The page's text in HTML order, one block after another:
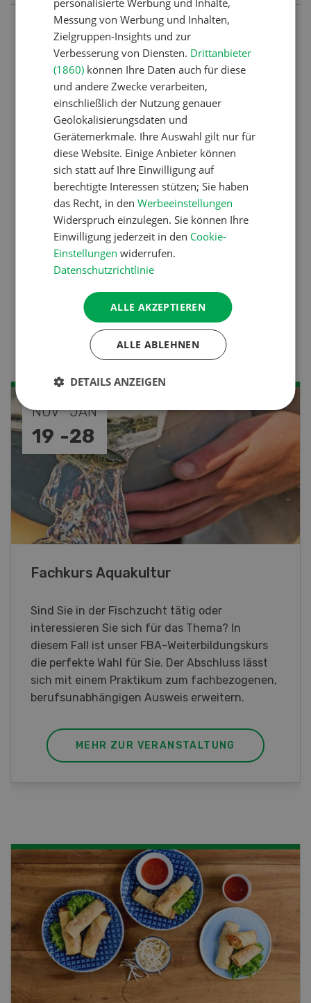
Nutztiere
Schweizer Kuhnamen: Liste
von A-Z
Betriebsführung
Ressourcen: Mit Fäusten
gegen die Alters-Sichtigkeit
Pflanzenbau
Raufutter aus dem Sack
Nutztiere
Stallklima - Hitzestress
verhindern
SEP
26 -27
Blick hinter die Kulissen
Am Samstag, 26. und Sonntag, 27. September
2026 öffnet Rapid am Produktionsstandort
Killwangen zum Jubiläum seine Türen.
MEHR ZUR VERANSTALTUNG
Messung von Werbung und Inhalten,
Zielgruppen-Insights und zur
Verbesserung von Diensten. Drittanbieter
(1860) können Ihre Daten auch für diese
und andere Zwecke verarbeiten,
einschließlich der Nutzung genauer
Geolokalisierungsdaten und
Gerätemerkmale. Ihre Auswahl gilt nur für
diese Website. Einige Anbieter können
sich statt auf Ihre Einwilligung auf
berechtigte Interessen stützen; Sie haben
das Recht, in denWerbeeinstellungen
Widerspruch einzulegen. Sie können Ihre
Einwilligung jederzeit in den Cookie-
Einstellungen widerrufen.
Datenschutzrichtlinie
ALLE AKZEPTIEREN
ALLE ABLEHNEN
DETAILS ANZEIGEN